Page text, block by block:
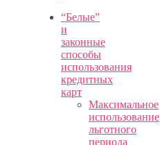
“Белые”
и
законные
способы
использования
кредитных
карт
Максимальное
использование
льготного
периода